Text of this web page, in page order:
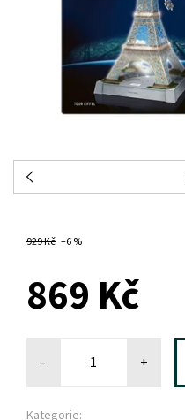
929 Kč –6 %
869 Kč
- +
Kategorie: